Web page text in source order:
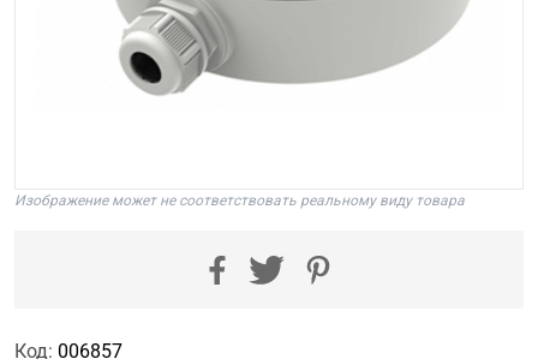
Изображение может не соответствовать реальному виду товара
Код: 006857